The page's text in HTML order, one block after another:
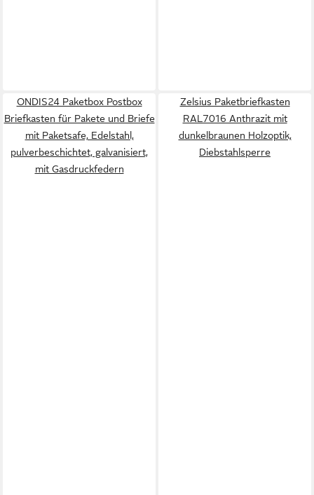
ONDIS24 Paketbox Postbox
Briefkasten für Pakete und Briefe
mit Paketsafe, Edelstahl,
pulverbeschichtet, galvanisiert,
mit Gasdruckfedern
Zelsius Paketbriefkasten
RAL7016 Anthrazit mit
dunkelbraunen Holzoptik,
Diebstahlsperre